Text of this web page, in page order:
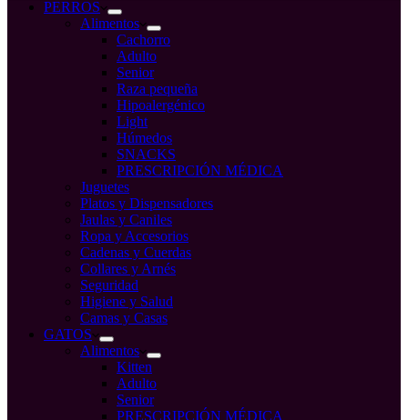
compraPERROS
Alimentos
Cachorro
Adulto
Senior
Raza pequeña
Hipoalergénico
Light
Húmedos
SNACKS
PRESCRIPCIÓN MÉDICA
Juguetes
Platos y Dispensadores
Jaulas y Caniles
Ropa y Accesorios
Cadenas y Cuerdas
Collares y Arnés
Seguridad
Higiene y Salud
Camas y Casas
GATOS
Alimentos
Kitten
Adulto
Senior
PRESCRIPCIÓN MÉDICA